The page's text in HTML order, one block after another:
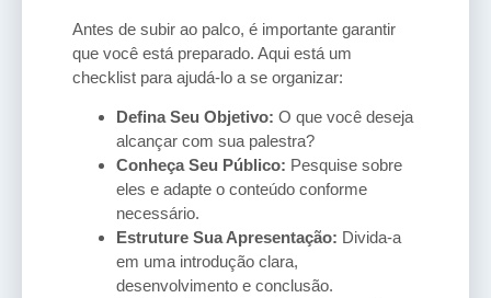
Antes de subir ao palco, é importante garantir
que você está preparado. Aqui está um
checklist para ajudá-lo a se organizar:
Defina Seu Objetivo: O que você deseja
alcançar com sua palestra?
Conheça Seu Público: Pesquise sobre
eles e adapte o conteúdo conforme
necessário.
Estruture Sua Apresentação: Divida-a
em uma introdução clara,
desenvolvimento e conclusão.